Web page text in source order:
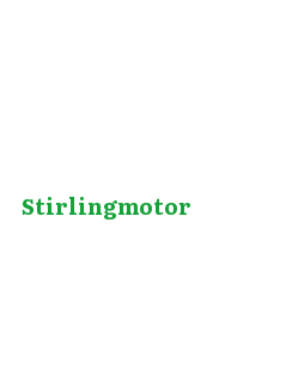
Stirlingmotor